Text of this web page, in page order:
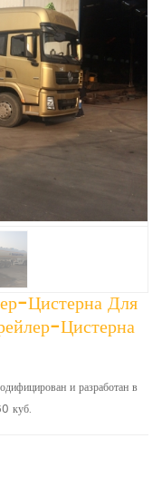
Цистерна Для
Цистерна
и разработан в
куб.